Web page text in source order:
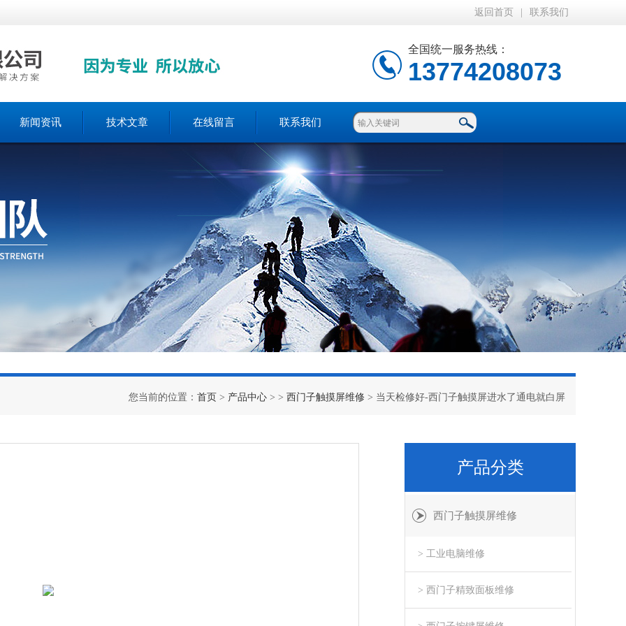
返回首页 联系我们
全国统一服务热线：
13774208073
新闻资讯 技术文章 在线留言 联系我们
您当前的位置： 首页 > 产品中心 > > 西门子触摸屏维修 > 当天检修好-西门子触摸屏进水了通电就白屏
产品分类
西门子触摸屏维修
> 工业电脑维修
> 西门子精致面板维修